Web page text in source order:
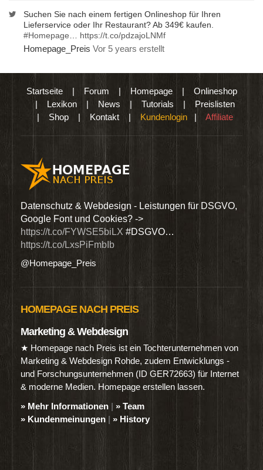
Suchen Sie nach einem fertigen Onlineshop für Ihren
Lieferservice oder Ihr Restaurant? Ab 349€ kaufen.
#Homepage
https://t.co/pdzajoLNMf
Homepage_Preis Vor 5 years erstellt
Startseite| Forum | Homepage| Onlineshop
| Lexikon | News | Tutorials | Preislisten
| Shop | Kontakt | Kundenlogin | Affiliate
Datenschutz & Webdesign - Leistungen für DSGVO,
Google Font und Cookies? ->
https://t.co/FYWSE5biLX #DSGVO…
https://t.co/LxsPiFmbIb
@Homepage_Preis
HOMEPAGE NACH PREIS
Marketing & Webdesign
★ Homepage nach Preis ist ein Tochterunternehmen von
Marketing & Webdesign Rohde, zudem Entwicklungs -
und Forschungsunternehmen (ID GER72663) für Internet
& moderne Medien. Homepage erstellen lassen.
» Mehr Informationen | » Team
» Kundenmeinungen | » History